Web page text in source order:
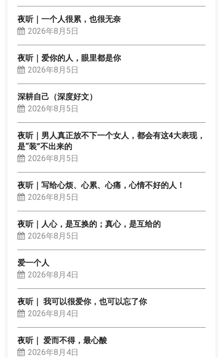
夜听｜一个人很累，也很无奈
2026年8月5日
夜听｜爱你的人，眼里都是你
2026年8月5日
深耕自己（深度好文）
2026年8月5日
夜听｜男人真正放不下一个女人，都会有这4大表现，
是“装”不出来的
2026年8月5日
夜听｜写给心烦、心累、心痛，心情不好的人！
2026年8月5日
夜听｜人心，是互换的；真心，是互给的
2026年8月5日
爱一个人
2026年8月4日
夜听｜ 我可以很爱你，也可以忘了你
2026年8月4日
夜听｜ 爱而不得，最心酸
2026年8月4日